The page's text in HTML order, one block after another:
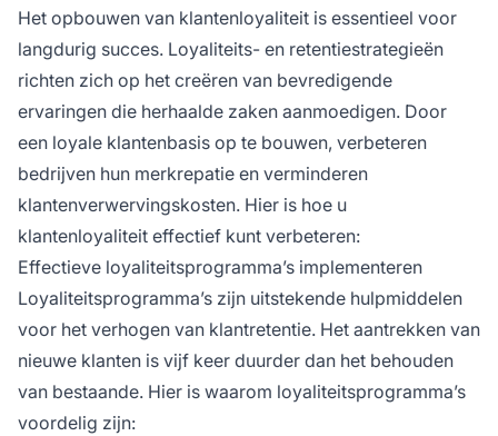
Het opbouwen van klantenloyaliteit is essentieel voor
langdurig succes. Loyaliteits- en retentiestrategieën
richten zich op het creëren van bevredigende
ervaringen die herhaalde zaken aanmoedigen. Door
een loyale klantenbasis op te bouwen, verbeteren
bedrijven hun merkrepatie en verminderen
klantenverwervingskosten. Hier is hoe u
klantenloyaliteit effectief kunt verbeteren:
Effectieve loyaliteitsprogramma’s implementeren
Loyaliteitsprogramma’s zijn uitstekende hulpmiddelen
voor het verhogen van klantretentie. Het aantrekken van
nieuwe klanten is vijf keer duurder dan het behouden
van bestaande. Hier is waarom loyaliteitsprogramma’s
voordelig zijn: